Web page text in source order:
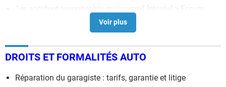
[résolu] >
Forum
DROITS ET FORMALITÉS AUTO
Réparation du garagiste : tarifs, garantie et litige